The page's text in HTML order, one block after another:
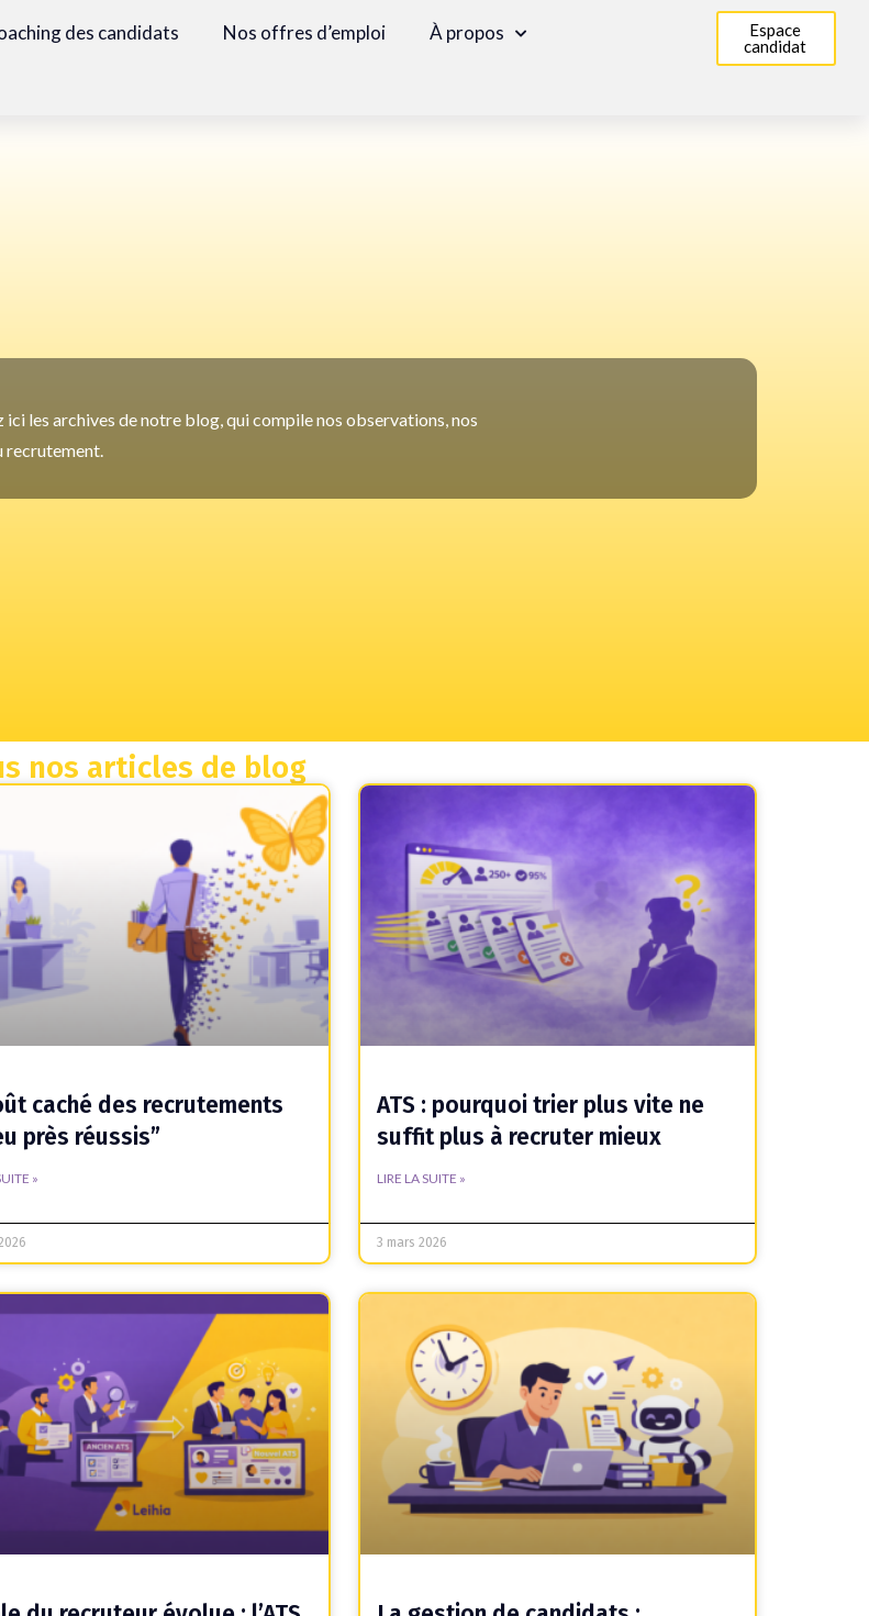
des candidats Nos offres d’emploi À propos
Espace
candidat
les archives de notre blog, qui compile nos observations, nos
recrutement.
nos articles de blog
caché des recrutements
près réussis”
»
ATS : pourquoi trier plus vite ne
suffit plus à recruter mieux
LIRE LA SUITE »
3 mars 2026